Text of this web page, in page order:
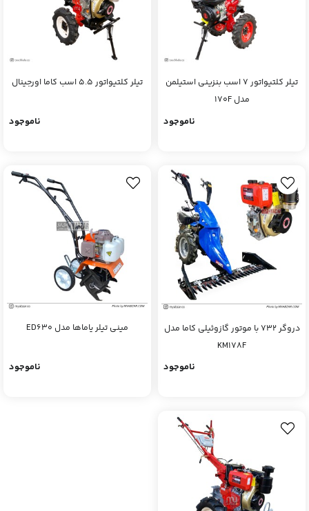
تیلر کلتیواتور ۷ اسب بنزینی استیلمن
مدل 170F
ناموجود
تیلر کلتیواتور 5.5 اسب کاما اورجینال
ناموجود
دروگر 732 با موتور گازوئیلی کاما مدل
KM178F
ناموجود
مینی تیلر یاماها مدل ED630
ناموجود